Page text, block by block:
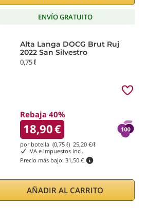
ENVÍO GRATUITO
Alta Langa DOCG Brut Ruj
2022 San Silvestro
0,75 ℓ
Rebaja 40%
18,90€
por botella (0,75 ℓ) 25,20€/ℓ
IVA e impuestos incl.
Precio más bajo: 31,50 €
AÑADIR AL CARRITO